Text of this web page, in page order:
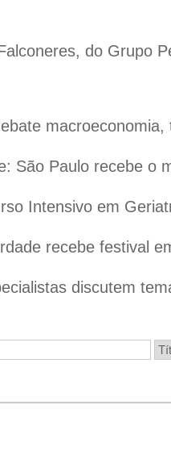
do Grupo
São Paulo recebe o
Intensivo em
recebe festival
discutem